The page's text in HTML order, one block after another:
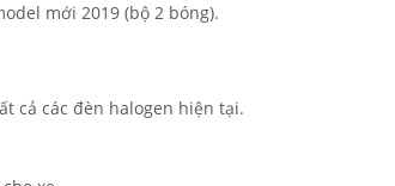
mới 2019 (bộ 2 bóng).
cả các đèn halogen hiện tại.